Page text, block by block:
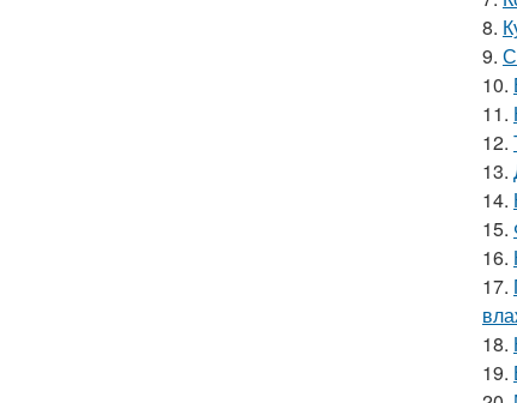
8.
9.
10.
11.
12.
13.
14.
15.
16.
17.
18.
19.